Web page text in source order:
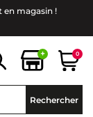
magasin !
+ 0
Rechercher